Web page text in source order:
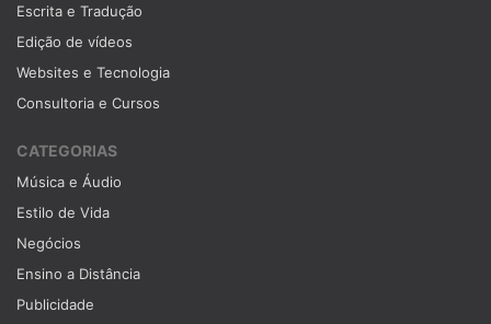
Escrita e Tradução
Edição de vídeos
Websites e Tecnologia
Consultoria e Cursos
CATEGORIAS
Música e Áudio
Estilo de Vida
Negócios
Ensino a Distância
Publicidade